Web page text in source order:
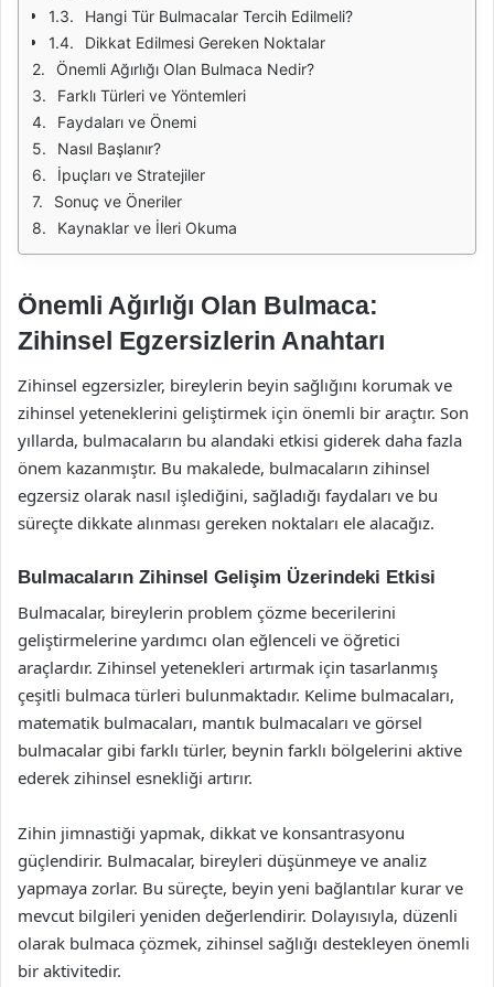
Hangi Tür Bulmacalar Tercih Edilmeli?
Dikkat Edilmesi Gereken Noktalar
Önemli Ağırlığı Olan Bulmaca Nedir?
Farklı Türleri ve Yöntemleri
Faydaları ve Önemi
Nasıl Başlanır?
İpuçları ve Stratejiler
Sonuç ve Öneriler
Kaynaklar ve İleri Okuma
Önemli Ağırlığı Olan Bulmaca:
Zihinsel Egzersizlerin Anahtarı
Zihinsel egzersizler, bireylerin beyin sağlığını korumak ve
zihinsel yeteneklerini geliştirmek için önemli bir araçtır. Son
yıllarda, bulmacaların bu alandaki etkisi giderek daha fazla
önem kazanmıştır. Bu makalede, bulmacaların zihinsel
egzersiz olarak nasıl işlediğini, sağladığı faydaları ve bu
süreçte dikkate alınması gereken noktaları ele alacağız.
Bulmacaların Zihinsel Gelişim Üzerindeki Etkisi
Bulmacalar, bireylerin problem çözme becerilerini
geliştirmelerine yardımcı olan eğlenceli ve öğretici
araçlardır. Zihinsel yetenekleri artırmak için tasarlanmış
çeşitli bulmaca türleri bulunmaktadır. Kelime bulmacaları,
matematik bulmacaları, mantık bulmacaları ve görsel
bulmacalar gibi farklı türler, beynin farklı bölgelerini aktive
ederek zihinsel esnekliği artırır.
Zihin jimnastiği yapmak, dikkat ve konsantrasyonu
güçlendirir. Bulmacalar, bireyleri düşünmeye ve analiz
yapmaya zorlar. Bu süreçte, beyin yeni bağlantılar kurar ve
mevcut bilgileri yeniden değerlendirir. Dolayısıyla, düzenli
olarak bulmaca çözmek, zihinsel sağlığı destekleyen önemli
bir aktivitedir.